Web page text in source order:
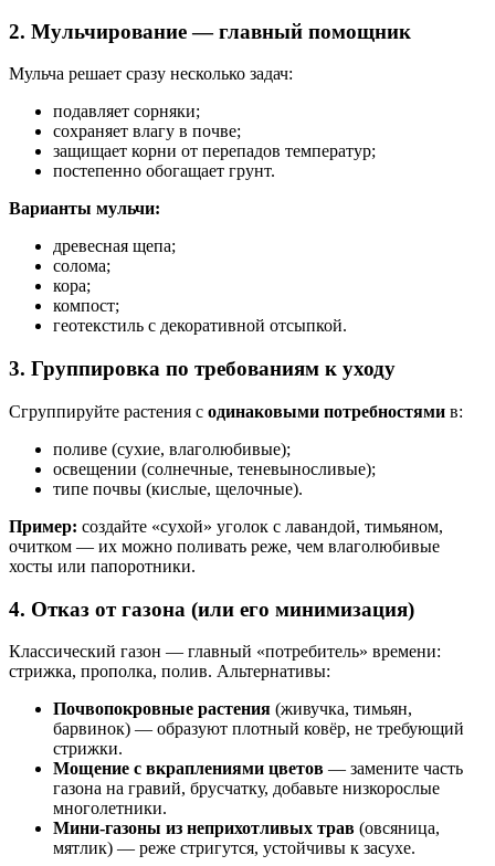
2. Мульчирование — главный помощник
Мульча решает сразу несколько задач:
подавляет сорняки;
сохраняет влагу в почве;
защищает корни от перепадов температур;
постепенно обогащает грунт.
Варианты мульчи:
древесная щепа;
солома;
кора;
компост;
геотекстиль с декоративной отсыпкой.
3. Группировка по требованиям к уходу
Сгруппируйте растения с одинаковыми потребностями в:
поливе (сухие, влаголюбивые);
освещении (солнечные, теневыносливые);
типе почвы (кислые, щелочные).
Пример: создайте «сухой» уголок с лавандой, тимьяном,
очитком — их можно поливать реже, чем влаголюбивые
хосты или папоротники.
4. Отказ от газона (или его минимизация)
Классический газон — главный «потребитель» времени:
стрижка, прополка, полив. Альтернативы:
Почвопокровные растения (живучка, тимьян,
барвинок) — образуют плотный ковёр, не требующий
стрижки.
Мощение с вкраплениями цветов — замените часть
газона на гравий, брусчатку, добавьте низкорослые
многолетники.
Мини-газоны из неприхотливых трав (овсяница,
мятлик) — реже стригутся, устойчивы к засухе.